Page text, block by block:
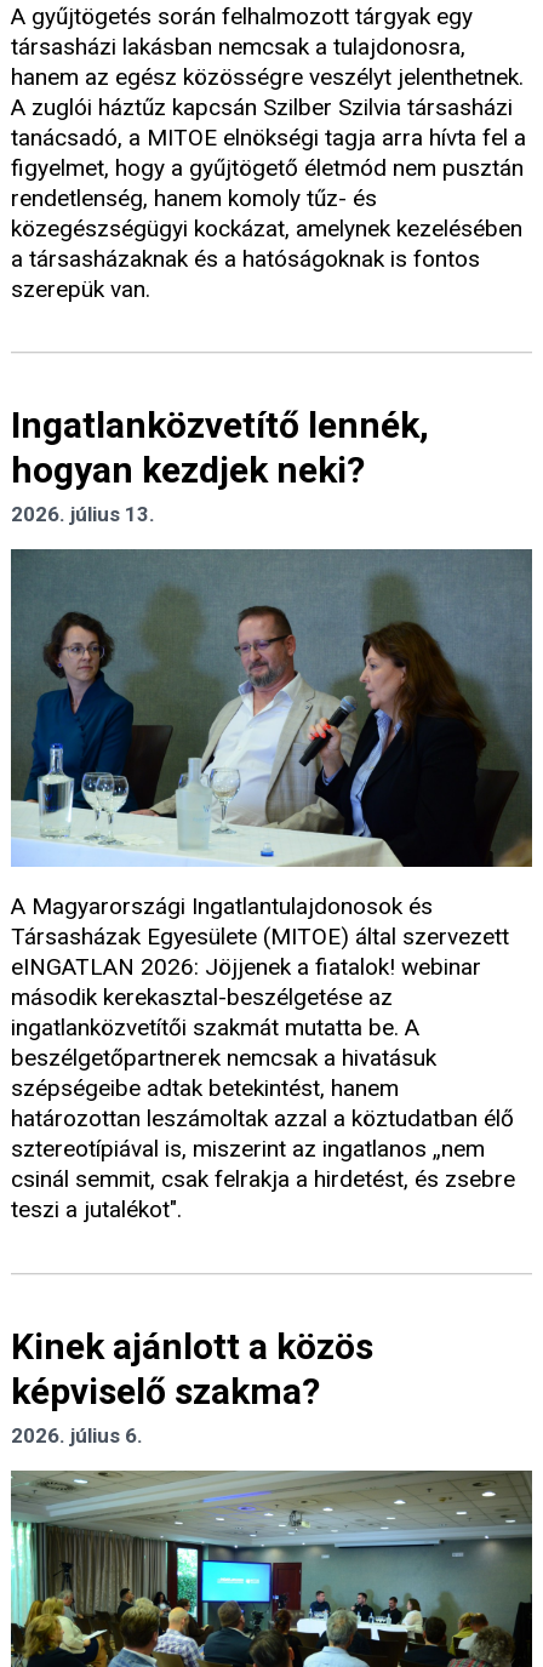
A gyűjtögetés során felhalmozott tárgyak egy
társasházi lakásban nemcsak a tulajdonosra,
hanem az egész közösségre veszélyt jelenthetnek.
A zuglói háztűz kapcsán Szilber Szilvia társasházi
tanácsadó, a MITOE elnökségi tagja arra hívta fel a
figyelmet, hogy a gyűjtögető életmód nem pusztán
rendetlenség, hanem komoly tűz- és
közegészségügyi kockázat, amelynek kezelésében
a társasházaknak és a hatóságoknak is fontos
szerepük van.
Ingatlanközvetítő lennék,
hogyan kezdjek neki?
2026. július 13.
A Magyarországi Ingatlantulajdonosok és
Társasházak Egyesülete (MITOE) által szervezett
eINGATLAN 2026: Jöjjenek a fiatalok! webinar
második kerekasztal-beszélgetése az
ingatlanközvetítői szakmát mutatta be. A
beszélgetőpartnerek nemcsak a hivatásuk
szépségeibe adtak betekintést, hanem
határozottan leszámoltak azzal a köztudatban élő
sztereotípiával is, miszerint az ingatlanos „nem
csinál semmit, csak felrakja a hirdetést, és zsebre
teszi a jutalékot".
Kinek ajánlott a közös
képviselő szakma?
2026. július 6.